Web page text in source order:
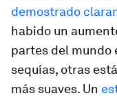
demostrado
habido un
partes del mundo
sequías, otras
más suaves. Un